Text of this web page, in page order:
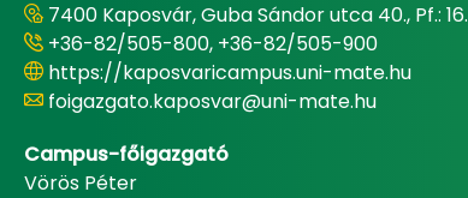
7400 Kaposvár, Guba Sándor utca 40., Pf.: 16.
+36-82/505-800, +36-82/505-900
https://kaposvaricampus.uni-mate.hu
foigazgato.kaposvar@uni-mate.hu
Campus-főigazgató
Vörös Péter